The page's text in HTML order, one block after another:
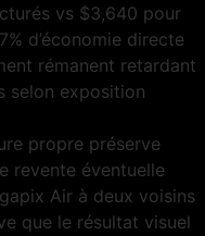
vs $3,640 pour
d’économie directe
rémanent retardant
selon exposition
propre préserve
revente éventuelle
Air à deux voisins
que le résultat visuel